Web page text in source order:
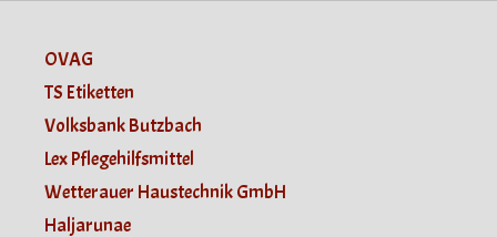
OVAG
TS Etiketten
Volksbank Butzbach
Lex Pflegehilfsmittel
Wetterauer Haustechnik GmbH
Haljarunae